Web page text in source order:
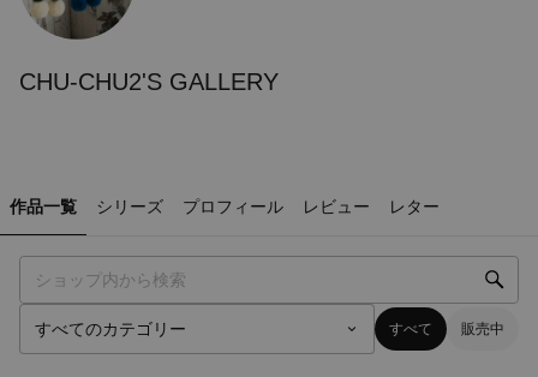
CHU-CHU2'S GALLERY
作品一覧 シリーズ プロフィール レビュー レター
すべて 販売中